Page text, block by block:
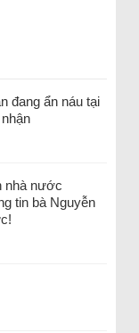
đang ẩn náu tại
nhà nước
tin bà Nguyễn